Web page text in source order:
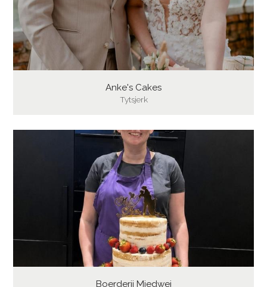
Anke's Cakes
Tytsjerk
Boerderij Miedwei